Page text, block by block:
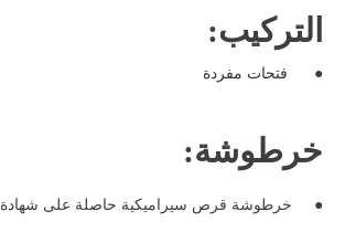
التركيب:
● فتحات مفردة
خرطوشة:
● خرطوشة قرص سيراميكية حاصلة على شهادة